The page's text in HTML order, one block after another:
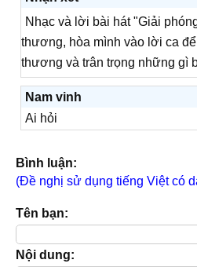
Nhạc và lời bài hát "Giải
thương, hòa mình vào lời ca
thương và trân trọng những gì
Nam vinh
Ai hỏi
Bình luận:
(Đề nghị sử dụng tiếng Việt có
Tên bạn:
Nội dung: